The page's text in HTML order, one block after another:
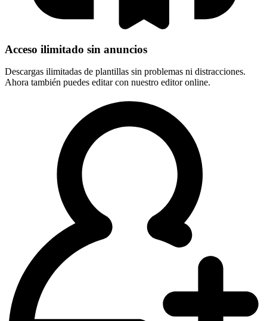
Acceso ilimitado sin anuncios
Descargas ilimitadas de plantillas sin problemas ni distracciones.
Ahora también puedes editar con nuestro editor online.